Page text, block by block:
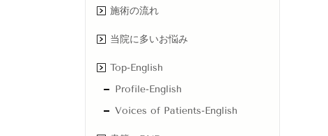
施術の流れ
当院に多いお悩み
Top-English
Profile-English
Voices of Patients-English